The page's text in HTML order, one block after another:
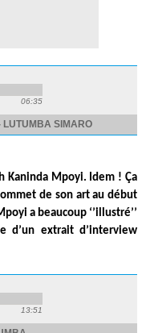
Kaninda Mpoyi. Idem ! Ça
de son art au début
a beaucoup ‘’illustré’’
d’un extrait d’interview